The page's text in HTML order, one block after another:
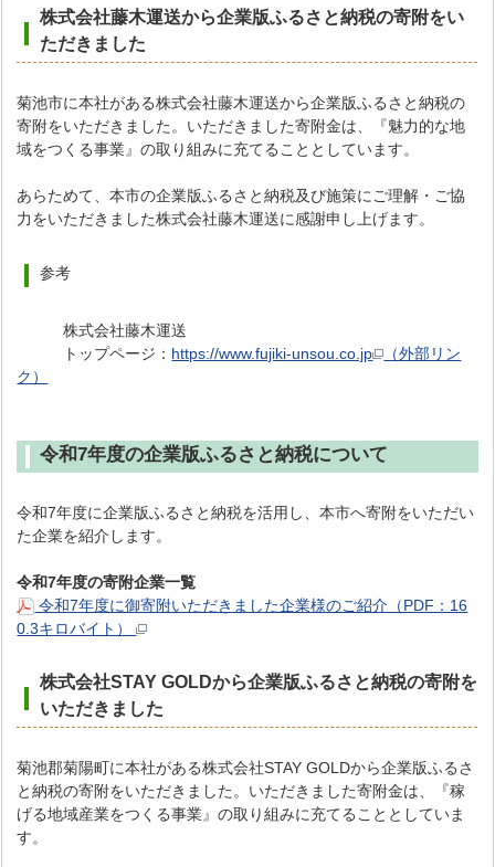
株式会社藤木運送から企業版ふるさと納税の寄附をい
ただき ました
菊池市に本社がある株式会社藤木運送から企業版ふるさと納税の
寄附をいただきました。いただきました寄附金は、『魅力的な地
域をつくる事業』の取り組みに充てることとしています。
あらためて、本市の企業版ふるさと納税及び施策にご理解・ご協
力をいただきました株式会社藤木運送に感謝申し上げます。
参考
株式会社藤木運送
トップページ： https://www.fujiki-unsou.co.jp
（外部リン
ク）
令和7年度の企業版ふるさと納税について
令和7年度に企業版ふるさと納税を活用し、本市へ寄附をいただい
た企業を紹介します。
令和7年度の寄附企業一覧
令和7年度に御寄附いただきました企業様のご紹介（PDF：16
0.3キロバイト）
株式会社STAY GOLDから企業版ふるさと納税の寄附を
いただきました
菊池郡菊陽町に本社がある株式会社STAY GOLDから企業版ふるさ
と納税の寄附をいただきました。いただきました寄附金は、『稼
げる地域産業をつくる事業』の取り組みに充てることとしていま
す。